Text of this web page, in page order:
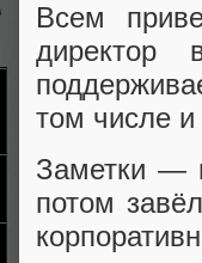
Всем
директор
том числе и
Заметки —
потом